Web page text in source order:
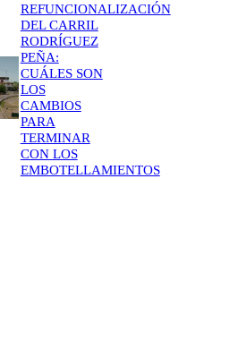
REFUNCIONALIZACIÓN
DEL CARRIL
RODRÍGUEZ
PEÑA:
CUÁLES SON
LOS
CAMBIOS
PARA
TERMINAR
CON LOS
EMBOTELLAMIENTOS